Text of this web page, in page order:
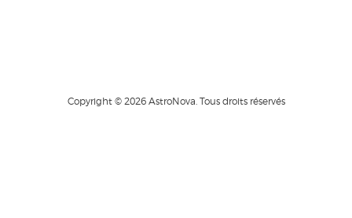
Copyright © 2026 AstroNova. Tous droits réservés